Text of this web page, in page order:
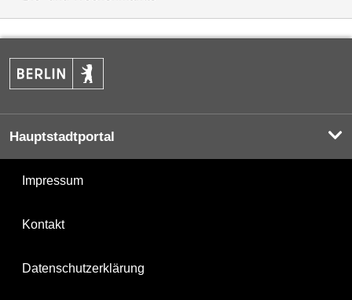
Hauptstadtportal
Impressum
Kontakt
Datenschutzerklärung